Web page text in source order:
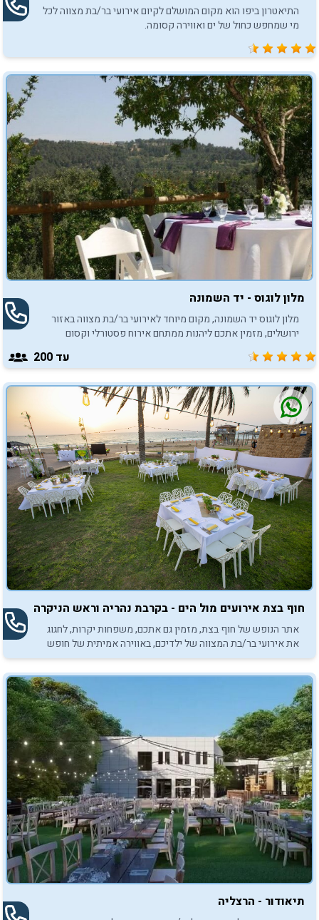
התיאטרון ביפו הוא מקום המושלם לקיום אירועי בר/בת מצווה לכל
מי שמחפש כחול של ים ואווירה קסומה.
מלון לוגוס - יד השמונה
מלון לוגוס יד השמונה, מקום מיוחד לאירועי בר/בת מצווה באזור
ירושלים, מזמין אתכם ליהנות ממתחם אירוח פסטורלי וקסום
לאירועים בלתי נשכחים.
עד 200
חוף בצת אירועים מול הים - בקרבת נהריה וראש הניקרה
אתר הנופש של חוף בצת, מזמין גם אתכם, משפחות יקרות, לחגוג
את אירועי בר/בת המצווה של ילדיכם, באווירה אמיתית של חופש
על קו המים.
תיאודור - הרצליה